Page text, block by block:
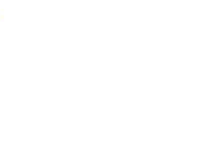
w nowej karcie